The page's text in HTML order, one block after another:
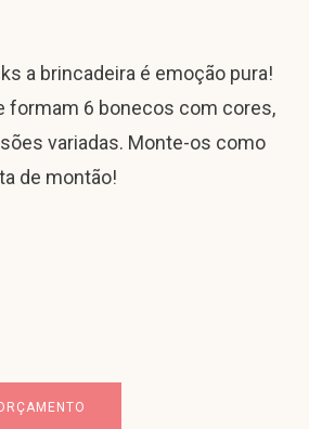
a brincadeira é emoção pura!
formam 6 bonecos com cores,
variadas. Monte-os como
de montão!